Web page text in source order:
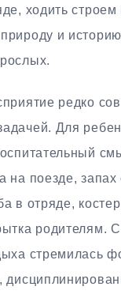
ходить строем
и
редко
Для
на поезде, запах
в отряде,
родителям.
стремилась